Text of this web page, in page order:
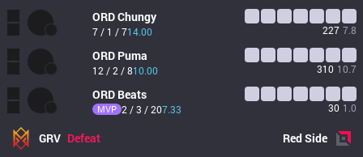
ORDChungy
7 / 1 / 714.00 227 7.8
ORD Puma
12 / 2 / 810.00 310 10.7
ORD Beats
MVP 2 / 3 / 207.33 30 1.0
GRV Defeat RedSide